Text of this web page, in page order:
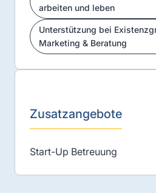
arbeiten und leben
Unterstützung bei
Marketing & Beratung
Zusatzangebote
Start-Up Betreuung